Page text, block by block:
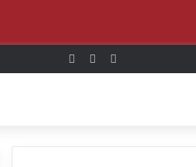
Log InRandom Article